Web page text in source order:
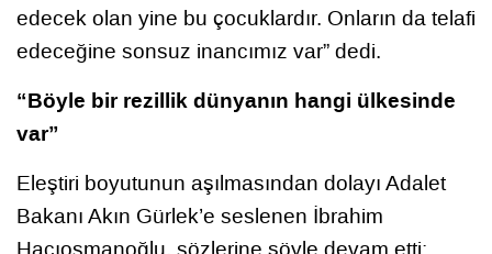
edecek olan yine bu çocuklardır. Onların da telafi
edeceğine sonsuz inancımız var” dedi.
“Böyle bir rezillik dünyanın hangi ülkesinde
var”
Eleştiri boyutunun aşılmasından dolayı Adalet
Bakanı Akın Gürlek’e seslenen İbrahim